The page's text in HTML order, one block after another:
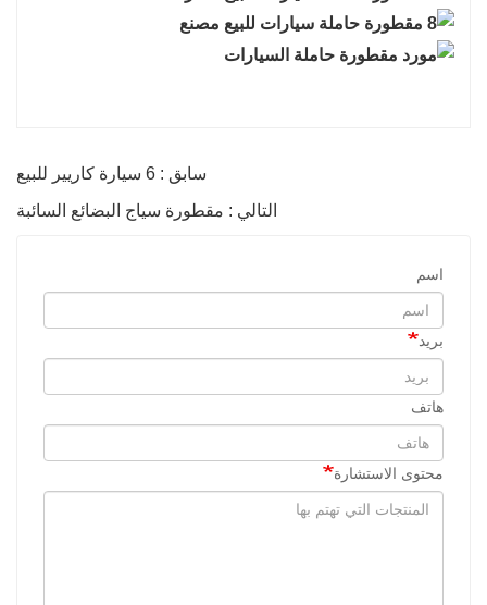
سابق : 6 سيارة كاريير للبيع
التالي : مقطورة سياج البضائع السائبة
اسم
بريد
هاتف
محتوى الاستشارة